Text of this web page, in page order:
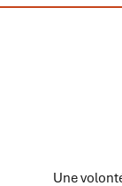
Une